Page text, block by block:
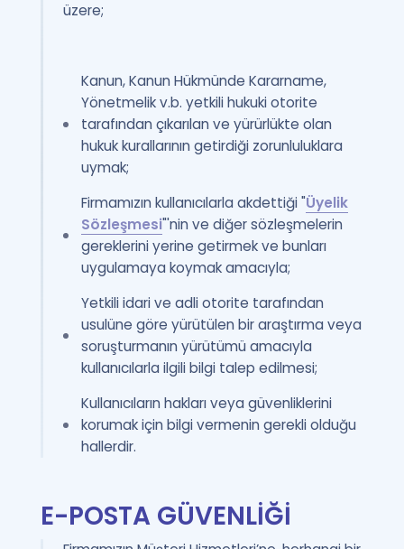
üzere;
Kanun, Kanun Hükmünde Kararname,
Yönetmelik v.b. yetkili hukuki otorite
tarafından çıkarılan ve yürürlükte olan
hukuk kurallarının getirdiği zorunluluklara
uymak;
Firmamızın kullanıcılarla akdettiği "Üyelik
Sözleşmesi"'nin ve diğer sözleşmelerin
gereklerini yerine getirmek ve bunları
uygulamaya koymak amacıyla;
Yetkili idari ve adli otorite tarafından
usulüne göre yürütülen bir araştırma veya
soruşturmanın yürütümü amacıyla
kullanıcılarla ilgili bilgi talep edilmesi;
Kullanıcıların hakları veya güvenliklerini
korumak için bilgi vermenin gerekli olduğu
hallerdir.
E-POSTA GÜVENLİĞİ